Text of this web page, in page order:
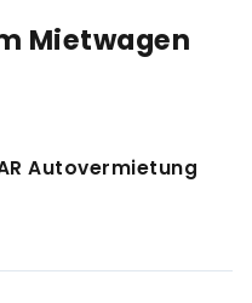
Mietwagen
Autovermietung